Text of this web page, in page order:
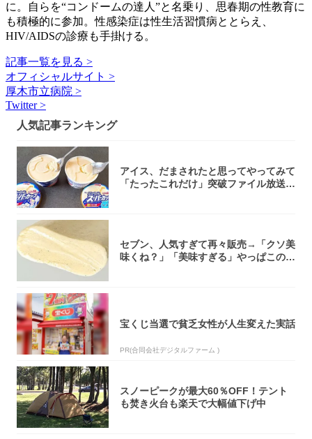
に。自らを“コンドームの達人”と名乗り、思春期の性教育に
も積極的に参加。性感染症は性生活習慣病ととらえ、
HIV/AIDSの診療も手掛ける。
記事一覧を見る >
オフィシャルサイト >
厚木市立病院 >
Twitter >
人気記事ランキング
アイス、だまされたと思ってやってみて
「たったこれだけ」突破ファイル放送で
セブン、人気すぎて再々販売→「クソ美
味くね？」「美味すぎる」やっぱこのク
宝くじ当選で貧乏女性が人生変えた実話
PR(合同会社デジタルファーム )
スノーピークが最大60％OFF！テント
も焚き火台も楽天で大幅値下げ中